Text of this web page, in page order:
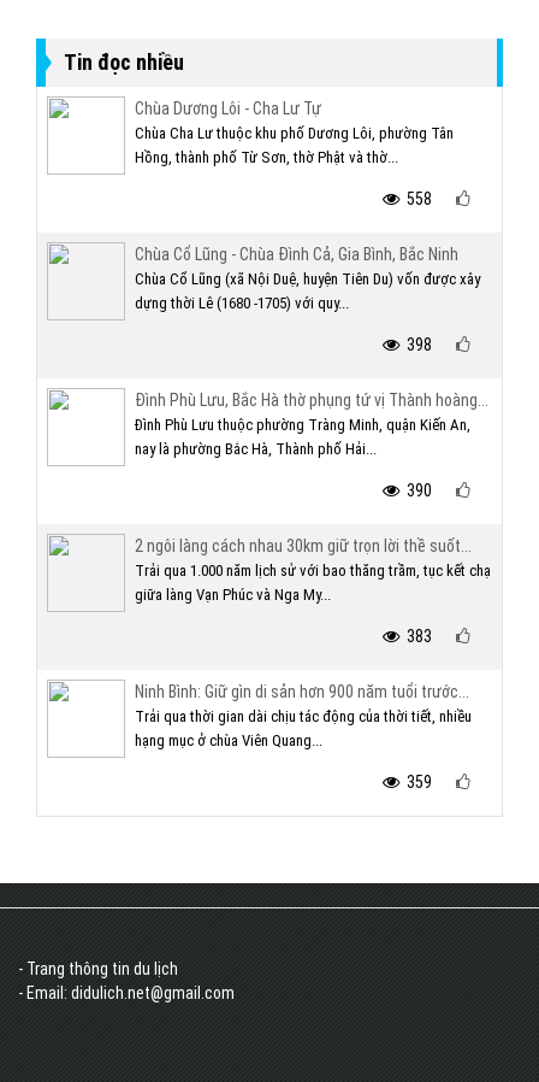
Tin đọc nhiều
Chùa Dương Lôi - Cha Lư Tự
Chùa Cha Lư thuộc khu phố Dương Lôi, phường Tân
Hồng, thành phố Từ Sơn, thờ Phật và thờ...
558
Chùa Cổ Lũng - Chùa Đình Cả, Gia Bình, Bắc Ninh
Chùa Cổ Lũng (xã Nội Duệ, huyện Tiên Du) vốn được xây
dựng thời Lê (1680 -1705) với quy...
398
Đình Phù Lưu, Bắc Hà thờ phụng tứ vị Thành hoàng...
Đình Phù Lưu thuộc phường Tràng Minh, quận Kiến An,
nay là phường Bắc Hà, Thành phố Hải...
390
2 ngôi làng cách nhau 30km giữ trọn lời thề suốt...
Trải qua 1.000 năm lịch sử với bao thăng trầm, tục kết chạ
giữa làng Vạn Phúc và Nga My...
383
Ninh Bình: Giữ gìn di sản hơn 900 năm tuổi trước...
Trải qua thời gian dài chịu tác động của thời tiết, nhiều
hạng mục ở chùa Viên Quang...
359
- Trang thông tin du lịch
- Email: didulich.net@gmail.com